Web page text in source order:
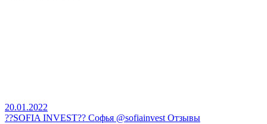
20.01.2022
??SOFIA INVEST?? Софья @sofiainvest Отзывы